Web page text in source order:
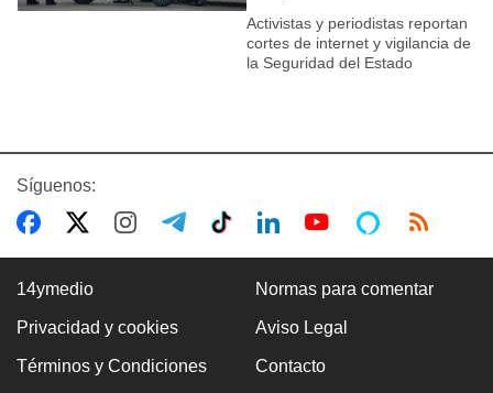
Activistas y periodistas reportan
cortes de internet y vigilancia de
la Seguridad del Estado
Síguenos:
14ymedio Normas para comentar
Privacidad y cookies Aviso Legal
Términos y Condiciones Contacto